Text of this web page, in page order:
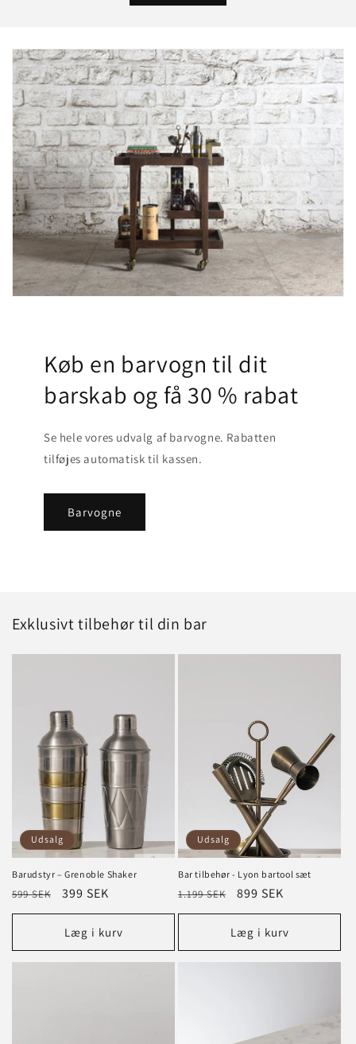
Køb en barvogn til dit
barskab og få 30 % rabat
Se hele vores udvalg af barvogne. Rabatten
tilføjes automatisk til kassen.
Barvogne
Exklusivt tilbehør til din bar
Udsalg
Barudstyr – Grenoble Shaker
Normalpris
599 SEK Tilbudspris
399 SEK
Læg i kurv
Udsalg
Bar tilbehør - Lyon bartool sæt
Normalpris
1.199 SEK Tilbudspris
899 SEK
Læg i kurv